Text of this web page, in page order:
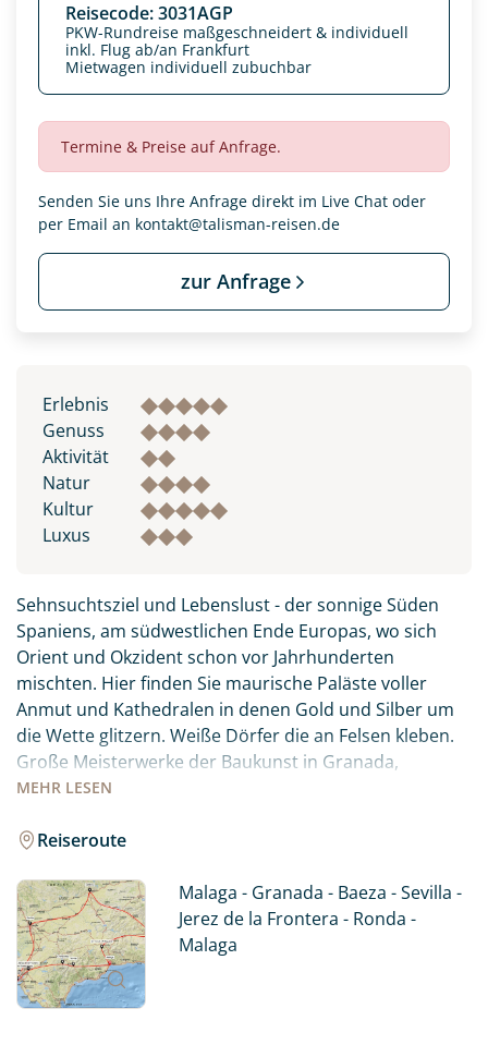
Reisecode: 3031AGP
PKW-Rundreise maßgeschneidert & individuell
inkl. Flug ab/an Frankfurt
Mietwagen individuell zubuchbar
Termine & Preise auf Anfrage.
Senden Sie uns Ihre Anfrage direkt im Live Chat oder
per Email an kontakt@talisman-reisen.de
zur Anfrage
Erlebnis
Genuss
Aktivität
Natur
Kultur
Luxus
MEHR LESEN
Sehnsuchtsziel und Lebenslust - der sonnige Süden
Spaniens, am südwestlichen Ende Europas, wo sich
Orient und Okzident schon vor Jahrhunderten
mischten. Hier finden Sie maurische Paläste voller
Anmut und Kathedralen in denen Gold und Silber um
die Wette glitzern. Weiße Dörfer die an Felsen kleben.
Große Meisterwerke der Baukunst in Granada,
Cordoba und Sevilla erinnern an eine fruchtbare
Andalusiens. Liebliche Landschaften mit Weinbergen,
mit hohen Berge und endlosen Sandstränden ab. Eine
Kulisse wie eine Bühne für die südliche Lebenslust.
Erfahren Sie Andalusien auf eigene Faust und genießen
Sie dieses wunderschöne Fleckchen Erde allen Sinnen.
Reiseroute
Malaga - Granada - Baeza - Sevilla -
Jerez de la Frontera - Ronda -
Malaga